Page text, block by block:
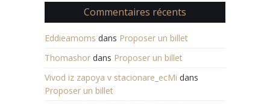
Commentaires récents
Eddieamoms dans Proposer un billet
Thomashor dans Proposer un billet
Vivod iz zapoya v stacionare_ecMi dans
Proposer un billet